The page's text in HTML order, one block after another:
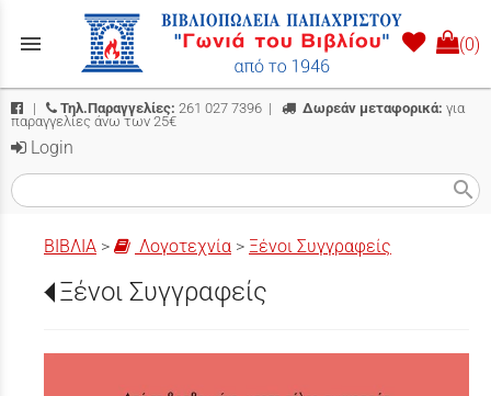
menu (0)
| Τηλ.Παραγγελίες: 261 027 7396 | Δωρεάν μεταφορικά: για
παραγγελίες άνω των 25€
Login
search
ΒΙΒΛΙΑ > Λογοτεχνία > Ξένοι Συγγραφείς
Ξένοι Συγγραφείς